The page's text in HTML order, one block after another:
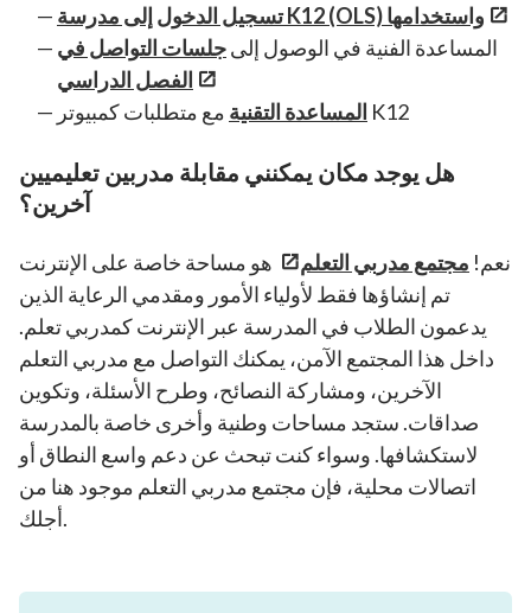
تسجيل الدخول إلى مدرسة K12 (OLS) واستخدامها
المساعدة الفنية في الوصول إلىجلسات التواصل في
الفصل الدراسي
المساعدة التقنية مع متطلبات كمبيوتر K12
هل يوجد مكان يمكنني مقابلة مدربين تعليميين
آخرين؟
نعم! مجتمع مدربي التعلم
هو مساحة خاصة على الإنترنت
تم إنشاؤها فقط لأولياء الأمور ومقدمي الرعاية الذين
يدعمون الطلاب في المدرسة عبر الإنترنت كمدربي تعلم.
داخل هذا المجتمع الآمن، يمكنك التواصل مع مدربي التعلم
الآخرين، ومشاركة النصائح، وطرح الأسئلة، وتكوين
صداقات. ستجد مساحات وطنية وأخرى خاصة بالمدرسة
لاستكشافها. وسواء كنت تبحث عن دعم واسع النطاق أو
اتصالات محلية، فإن مجتمع مدربي التعلم موجود هنا من
أجلك.